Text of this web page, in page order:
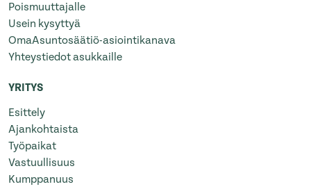
Poismuuttajalle
Usein kysyttyä
OmaAsuntosäätiö-asiointikanava
Yhteystiedot asukkaille
YRITYS
Esittely
Ajankohtaista
Työpaikat
Vastuullisuus
Kumppanuus